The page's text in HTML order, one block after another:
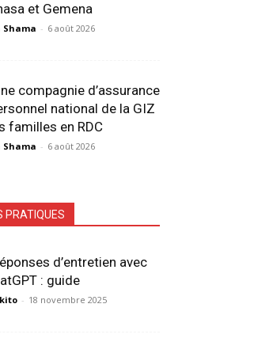
et Gemena
Shama - 6 août 2026
compagnie d’assurance
national de la GIZ
familles en RDC
Shama - 6 août 2026
PRATIQUES
d’entretien avec
: guide
- 18 novembre 2025